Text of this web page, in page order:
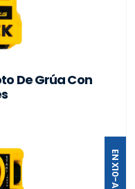
De Grúa Con
EN X10-A